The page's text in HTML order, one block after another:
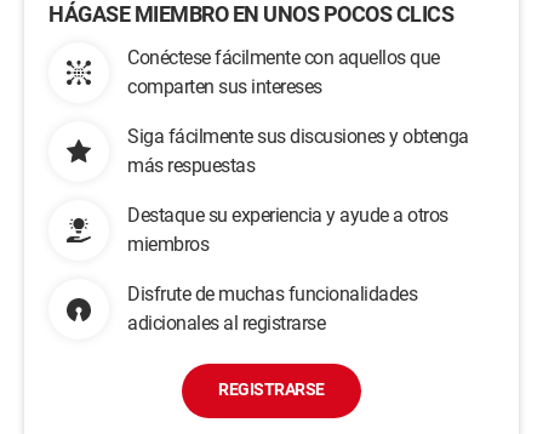
HÁGASE MIEMBRO EN UNOS POCOS CLICS
Conéctese fácilmente con aquellos que
comparten sus intereses
Siga fácilmente sus discusiones y obtenga
más respuestas
Destaque su experiencia y ayude a otros
miembros
Disfrute de muchas funcionalidades
adicionales al registrarse
REGISTRARSE